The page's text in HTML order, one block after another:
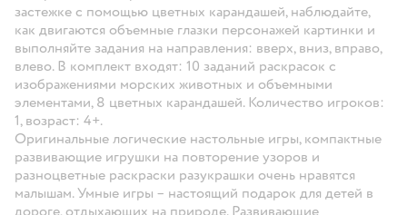
застежке с помощью цветных карандашей, наблюдайте,
как двигаются объемные глазки персонажей картинки и
выполняйте задания на направления: вверх, вниз, вправо,
влево. В комплект входят: 10 заданий раскрасок с
изображениями морских животных и объемными
элементами, 8 цветных карандашей. Количество игроков:
1, возраст: 4+.
Оригинальные логические настольные игры, компактные
развивающие игрушки на повторение узоров и
разноцветные раскраски разукрашки очень нравятся
малышам. Умные игры – настоящий подарок для детей в
дороге, отдыхающих на природе. Развивающие